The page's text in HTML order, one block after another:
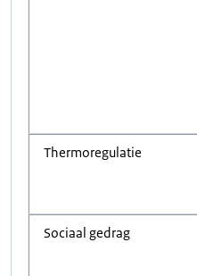
Thermoregulatie
Sociaal gedrag